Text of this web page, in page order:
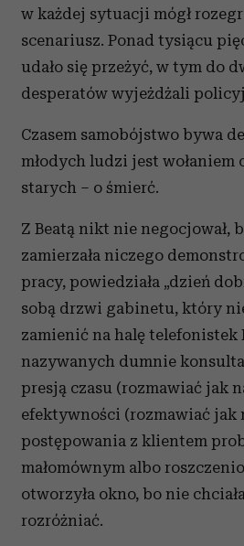
w każdej sytuacji mógł
scenariusz. Ponad tysiącu
udało się przeżyć, w tym do
desperatów wyjeżdżali
Czasem samobójstwo bywa
młodych ludzi jest wołaniem
starych – o śmierć.
Z Beatą nikt nie negocjował,
zamierzała niczego
pracy, powiedziała „dzień
sobą drzwi gabinetu, który
zamienić na halę telefonistek
nazywanych dumnie
presją czasu (rozmawiać jak
efektywności (rozmawiać jak
postępowania z klientem
małomównym albo
otworzyła okno, bo nie
rozróżniać.